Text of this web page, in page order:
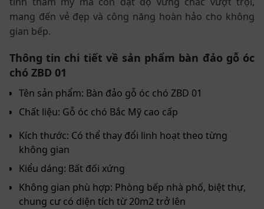
mang đến vẻ đẹp và công năng hoàn hảo cho không
gian bếp.
Thông tin chi tiết về sản phẩm bàn đảo gỗ óc
chó ZBD 01
Tên sản phẩm: Bàn đảo gỗ óc chó ZBD 01
Chất liệu: Gỗ óc chó Bắc Mỹ cao cấp
Kích thước: Có thể thay đổi linh hoạt theo từng
không gian
Kiểu dáng: Bất đối xứng
Không gian phù hợp: Phòng bếp nhà phố, biệt thự,
chung cư có diện tích từ 20m2 trở lên